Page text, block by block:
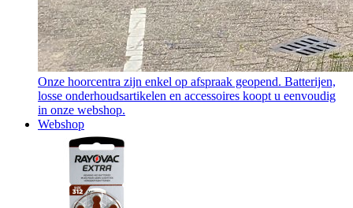
Onze hoorcentra zijn enkel op afspraak geopend. Batterijen,
losse onderhoudsartikelen en accessoires koopt u eenvoudig
in onze webshop.
Webshop